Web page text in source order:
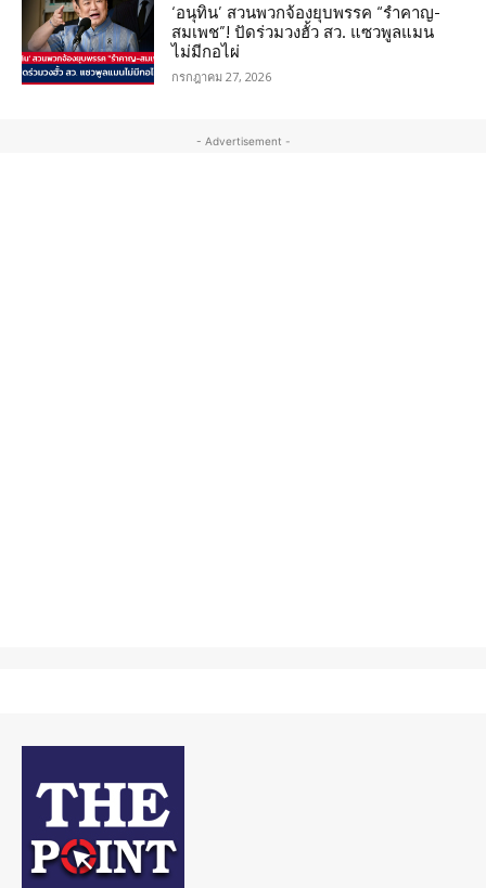
‘อนุทิน’ สวนพวกจ้องยุบพรรค “รำคาญ-
สมเพช”! ปัดร่วมวงฮั้ว สว. แซวพูลแมน
ไม่มีกอไผ่
กรกฎาคม 27, 2026
- Advertisement -